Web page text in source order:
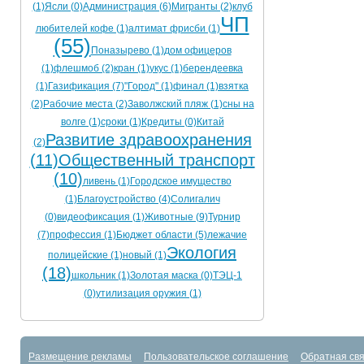
(1)Ясли (0)Администрация (6)Мигранты (2)клуб
любителей кофе (1)алтимат фрисби (1)ЧП
(55) Поназырево (1)дом офицеров
(1)флешмоб (2)кран (1)укус (1)берендеевка
(1)Газификация (7)"Город" (1)финал (1)взятка
(2)Рабочие места (2)Заволжский пляж (1)сны на
волге (1)сроки (1)Кредиты (0)Китай
(2)Развитие здравоохранения
(11)Общественный транспорт
(10)ливень (1)Городское имущество
(1)Благоустройство (4)Солигалич
(0)видеофиксация (1)Животные (9)Турнир
(7)профессия (1)Бюджет области (5)лежачие
полицейские (1)новый (1)Экология
(18)школьник (1)Золотая маска (0)ТЭЦ-1
(0)утилизация оружия (1)
Размещение рекламы Пользовательское соглашение Обратная